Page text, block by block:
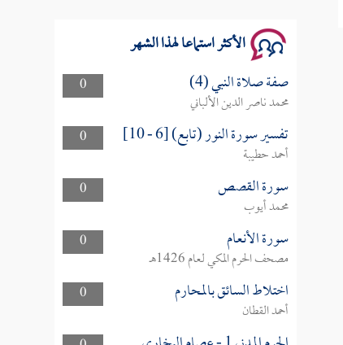
الأكثر استماعا لهذا الشهر
0 صفة صلاة النبي (4)
محمد ناصر الدين الألباني
0
تفسير سورة النور (تابع) [6 - 10]
أحمد حطيبة
0
سورة القصص
محمد أيوب
0
سورة الأنعام
مصحف الحرم المكي لعام 1426هـ
0
اختلاط السائق بالمحارم
أحمد القطان